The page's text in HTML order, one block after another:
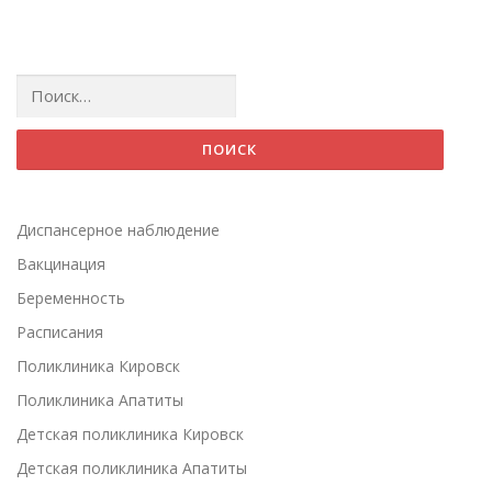
Диспансерное наблюдение
Вакцинация
Беременность
Расписания
Поликлиника Кировск
Поликлиника Апатиты
Детская поликлиника Кировск
Детская поликлиника Апатиты